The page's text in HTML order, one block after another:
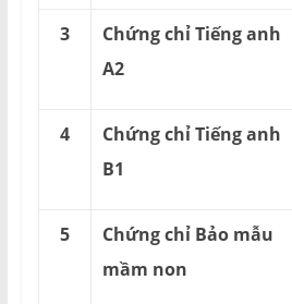
3
Chứng chỉ Tiếng anh
A2
4
Chứng chỉ Tiếng anh
B1
5
Chứng chỉ Bảo mẫu
mầm non